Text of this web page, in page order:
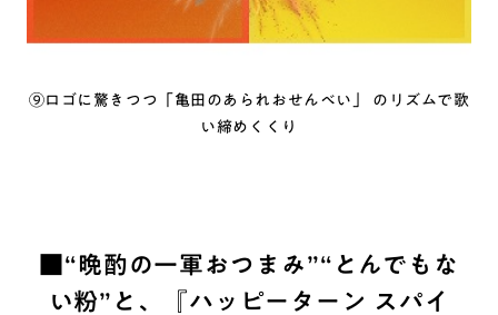
⑨ロゴに驚きつつ「亀田のあられおせんべい」 のリズムで歌
い締めくくり
■“晩酌の一軍おつまみ”“とんでもな
い粉”と、『ハッピーターン スパイ